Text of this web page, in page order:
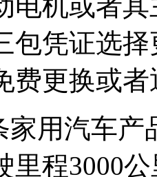
电机或者
包凭证选
费更换或者
家用汽车产
里程3000